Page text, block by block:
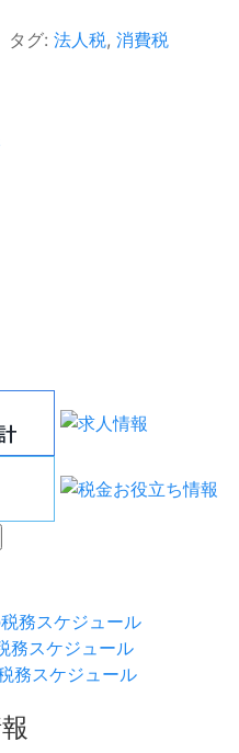
グ: 法人税, 消費税
務スケジュール
務スケジュール
務スケジュール